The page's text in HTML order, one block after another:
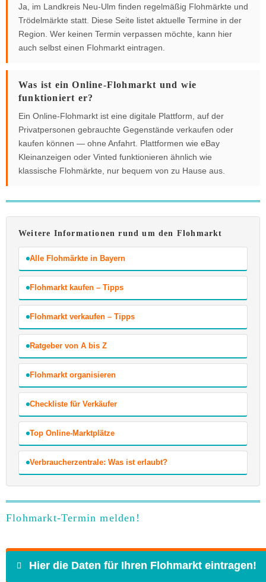
Ja, im Landkreis Neu-Ulm finden regelmäßig Flohmärkte und
Trödelmärkte statt. Diese Seite listet aktuelle Termine in der
Region. Wer keinen Termin verpassen möchte, kann hier
auch selbst einen Flohmarkt eintragen.
Was ist ein Online-Flohmarkt und wie
funktioniert er?
Ein Online-Flohmarkt ist eine digitale Plattform, auf der
Privatpersonen gebrauchte Gegenstände verkaufen oder
kaufen können — ohne Anfahrt. Plattformen wie eBay
Kleinanzeigen oder Vinted funktionieren ähnlich wie
klassische Flohmärkte, nur bequem von zu Hause aus.
Weitere Informationen rund um den Flohmarkt
Alle Flohmärkte in Bayern
Flohmarkt kaufen – Tipps
Flohmarkt verkaufen – Tipps
Ratgeber von A bis Z
Flohmarkt organisieren
Checkliste für Verkäufer
Top Online-Marktplätze
Verbraucherzentrale: Was ist erlaubt?
Flohmarkt-Termin melden!
Hier die Daten für Ihren Flohmarkt eintragen!